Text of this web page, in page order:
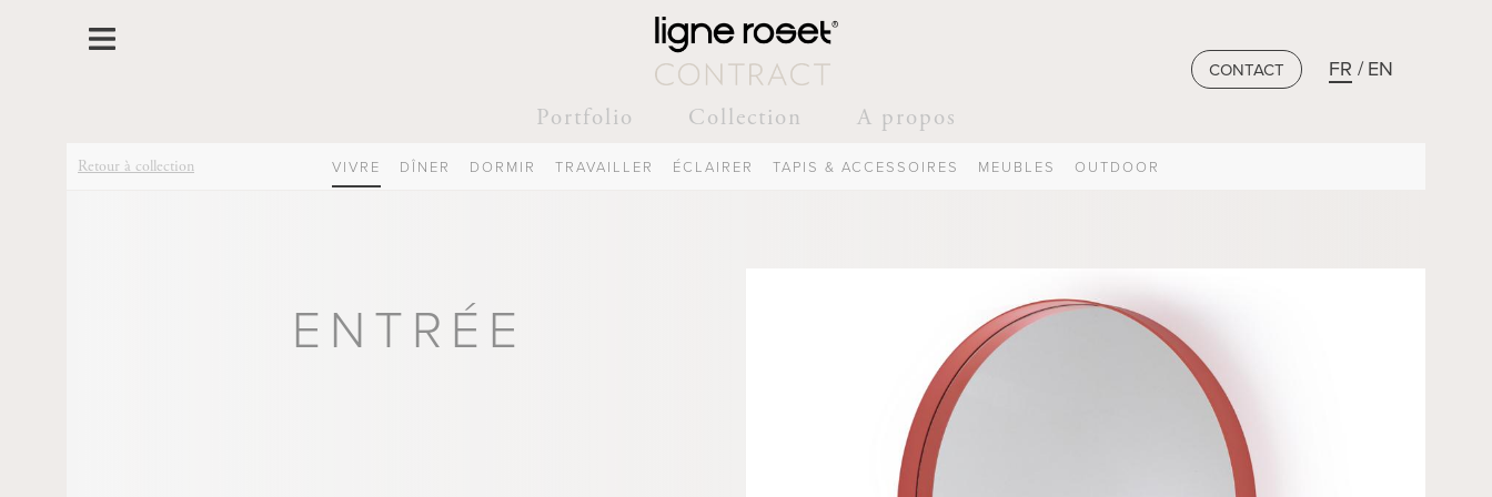
Portfolio Collection
Retour à collection VIVRE DÎNER DORMIR TRAVAILLER ÉCLAIRER TAPIS & ACCESSOIRES MEUBLES OUTDOOR
A propos
CONTACT FR EN
ENTRÉE